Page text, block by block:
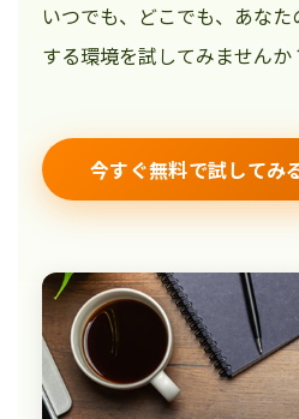
いつでも、どこでも、あな
する環境を試してみませんか
今すぐ無料で試してみ